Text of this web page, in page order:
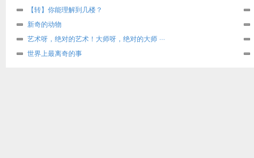
【转】你能理解到几楼？
新奇的动物
艺术呀，绝对的艺术！大师呀，绝对的大师 ···
～
世界上最离奇的事